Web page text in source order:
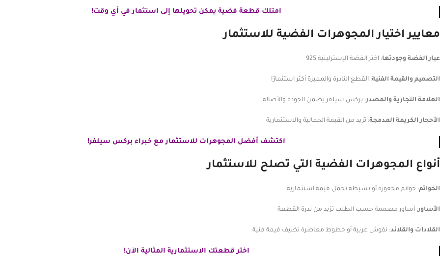
امتلك قطعة فضيةيمكن تحويلها إلى استثمار في أي وقت!
معايير اختيار المجوهرات الفضية للاستثمار
عيار الفضة وجودتها: اختر الفضة الإسترلينية 925
التصميم والقيمة الفنية: القطع النادرة والمميزة أكثر استثمارًا
العلامة التجارية والمصدر: بركس سيلفر يضمن الجودة والأصالة
الأحجار الكريمة المدمجة: تزيد من القيمة الجمالية والاستثمارية
اكتشف أفضل المجوهرات للاستثمار مع خبراء بركس سيلفر!
أنواع المجوهرات الفضية التي تصلح للاستثمار
الخواتم: خواتم محفورة أو بسيطة تحمل قيمة استثمارية
الأساور: أساور مصممة حسب الطلب تزيد من ندرة القطعة
القلادات والقلائد: نقوش عربية أو خطوط معاصرة تضيف قيمة فنية
اختر قطعتك الاستثمارية المثالية الآن!